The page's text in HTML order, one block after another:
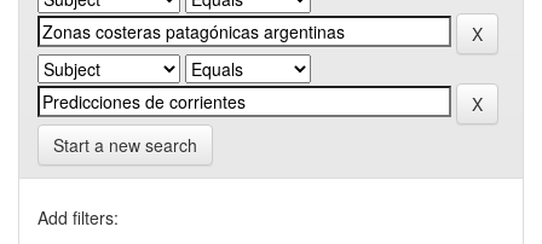
Start a new search
Add filters: